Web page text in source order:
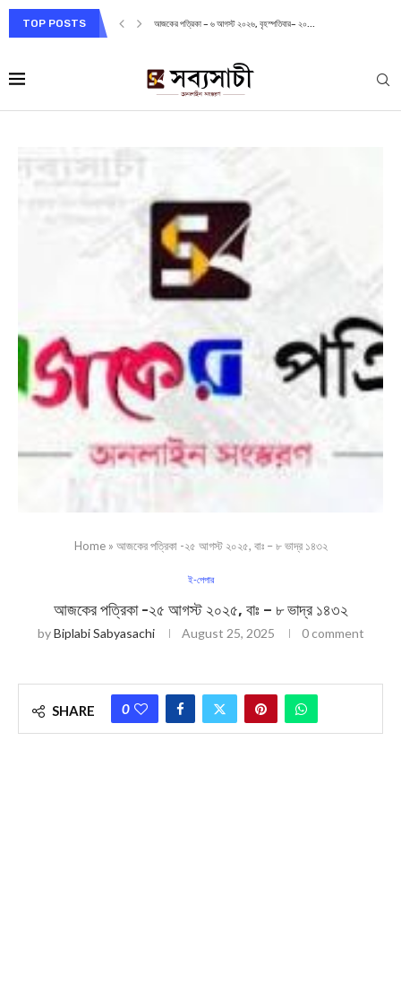
TOP POSTS আজকের পত্রিকা – ৬ আগস্ট ২০২৬, বৃহস্পতিবার– ২০...
Home» আজকের পত্রিকা -২৫ আগস্ট ২০২৫, বাঃ – ৮ ভাদ্র ১৪৩২
ই-পেপার
আজকের পত্রিকা -২৫ আগস্ট ২০২৫, বাঃ – ৮ ভাদ্র ১৪৩২
byBiplabi Sabyasachi August 25, 2025 0 comment
SHARE 0